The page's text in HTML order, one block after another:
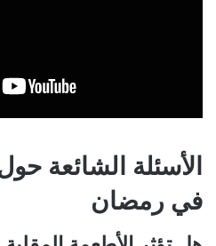
الأسئلة الشائعة
في رمضان